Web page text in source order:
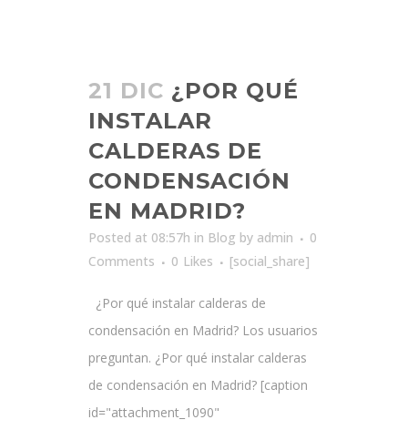
21 DIC ¿POR QUÉ
INSTALAR
CALDERAS DE
CONDENSACIÓN
EN MADRID?
Posted at 08:57h in Blog by admin
0
Comments
0 Likes [social_share]
¿Por qué instalar calderas de
condensación en Madrid? Los usuarios
preguntan. ¿Por qué instalar calderas
de condensación en Madrid? [caption
id="attachment_1090"